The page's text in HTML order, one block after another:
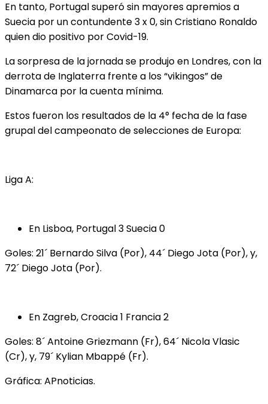
En tanto, Portugal superó sin mayores apremios a
Suecia por un contundente 3 x 0, sin Cristiano Ronaldo
quien dio positivo por Covid-19.
La sorpresa de la jornada se produjo en Londres, con la
derrota de Inglaterra frente a los “vikingos” de
Dinamarca por la cuenta mínima.
Estos fueron los resultados de la 4° fecha de la fase
grupal del campeonato de selecciones de Europa:
Liga A:
En Lisboa, Portugal 3 Suecia 0
Goles: 21´ Bernardo Silva (Por), 44´ Diego Jota (Por), y,
72´ Diego Jota (Por).
En Zagreb, Croacia 1 Francia 2
Goles: 8´ Antoine Griezmann (Fr), 64´ Nicola Vlasic
(Cr), y, 79´ Kylian Mbappé (Fr).
Gráfica: APnoticias.